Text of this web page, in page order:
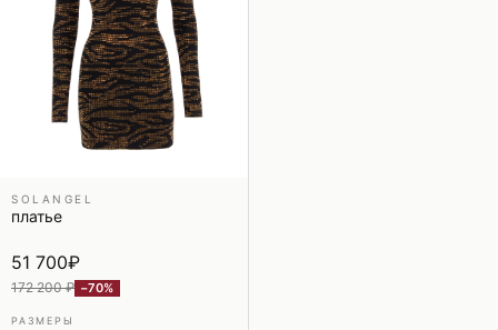
SOLANGEL
платье
51 700₽
172 200 ₽ −70%
РАЗМЕРЫ